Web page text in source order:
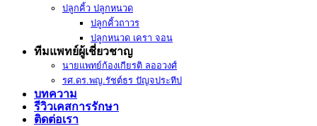
ปลูกคิ้ว ปลูกหนวด
ปลูกคิ้วถาวร
ปลูกหนวด เครา จอน
ทีมแพทย์ผู้เชี่ยวชาญ
นายแพทย์ก้องเกียรติ ลออวงศ์
รศ.ดร.พญ.รัชต์ธร ปัญจประทีป
บทความ
รีวิวเคสการรักษา
ติดต่อเรา